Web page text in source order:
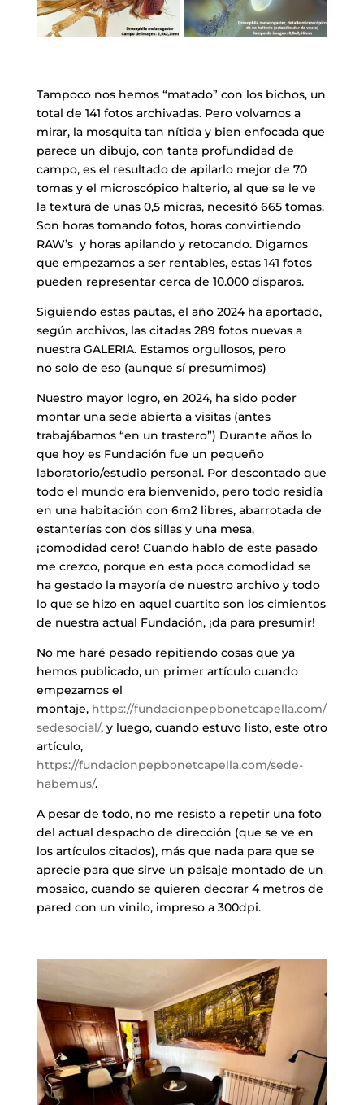
​Tampoco nos hemos “matado” con los bichos, un
total de 141 fotos archivadas. Pero volvamos a
mirar, la mosquita tan nítida y bien enfocada que
parece un dibujo, con tanta profundidad de
campo, es el resultado de apilarlo mejor de 70
tomas y el microscópico halterio, al que se le ve
la textura de unas 0,5 micras, necesitó 665 tomas.
Son horas tomando fotos, horas convirtiendo
RAW’s y horas apilando y retocando. Digamos
que empezamos a ser rentables, estas 141 fotos
pueden representar cerca de 10.000 disparos.
​Siguiendo estas pautas, el año 2024 ha aportado,
según archivos, las citadas 289 fotos nuevas a
nuestra GALERIA. Estamos orgullosos, pero
no solo de eso (aunque sí presumimos)
Nuestro mayor logro, en 2024, ha sido poder
montar una sede abierta a visitas (antes
trabajábamos “en un trastero”) Durante años lo
que hoy es Fundación fue un pequeño
laboratorio/estudio personal. Por descontado que
todo el mundo era bienvenido, pero todo residía
en una habitación con 6m2 libres, abarrotada de
estanterías con dos sillas y una mesa,
¡comodidad cero! Cuando hablo de este pasado
me crezco, porque en esta poca comodidad se
ha gestado la mayoría de nuestro archivo y todo
lo que se hizo en aquel cuartito son los cimientos
de nuestra actual Fundación, ¡da para presumir!
​No me haré pesado repitiendo cosas que ya
hemos publicado, un primer artículo cuando
empezamos el
montaje, https://fundacionpepbonetcapella.com/
sedesocial/, y luego, cuando estuvo listo, este otro
artículo, ​
https://fundacionpepbonetcapella.com/sede-
habemus/.
A pesar de todo, no me resisto a repetir una foto
del actual despacho de dirección (que se ve en
los artículos citados), más que nada para que se
aprecie para que sirve un paisaje montado de un
mosaico, cuando se quieren decorar 4 metros de
pared con un vinilo, impreso a 300dpi.